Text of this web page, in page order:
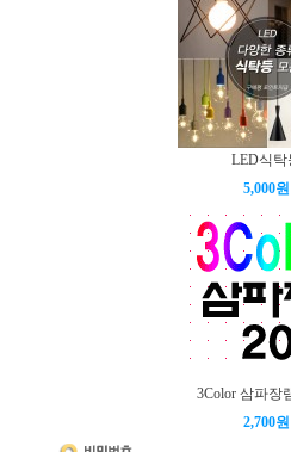
LED식탁
5,000원
3Color 삼파장
2,700원